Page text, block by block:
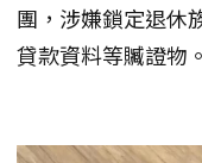
團，涉嫌鎖定退休
貸款資料等贓證物